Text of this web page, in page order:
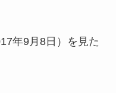
年9月8日）を見た